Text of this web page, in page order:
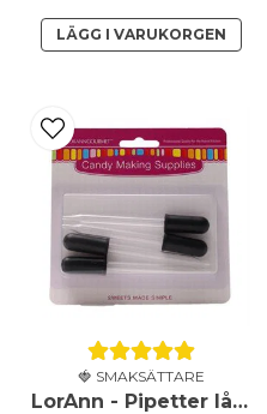
LÄGG I VARUKORGEN
🍓 SMAKSÄTTARE
LorAnn - Pipetter lång - 4-pack